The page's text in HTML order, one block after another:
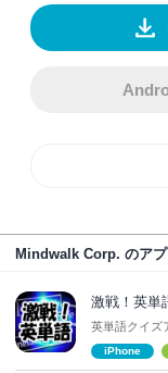
Mindwalk Corp. のアプ
激戦！英単
英単語クイズ
iPhone